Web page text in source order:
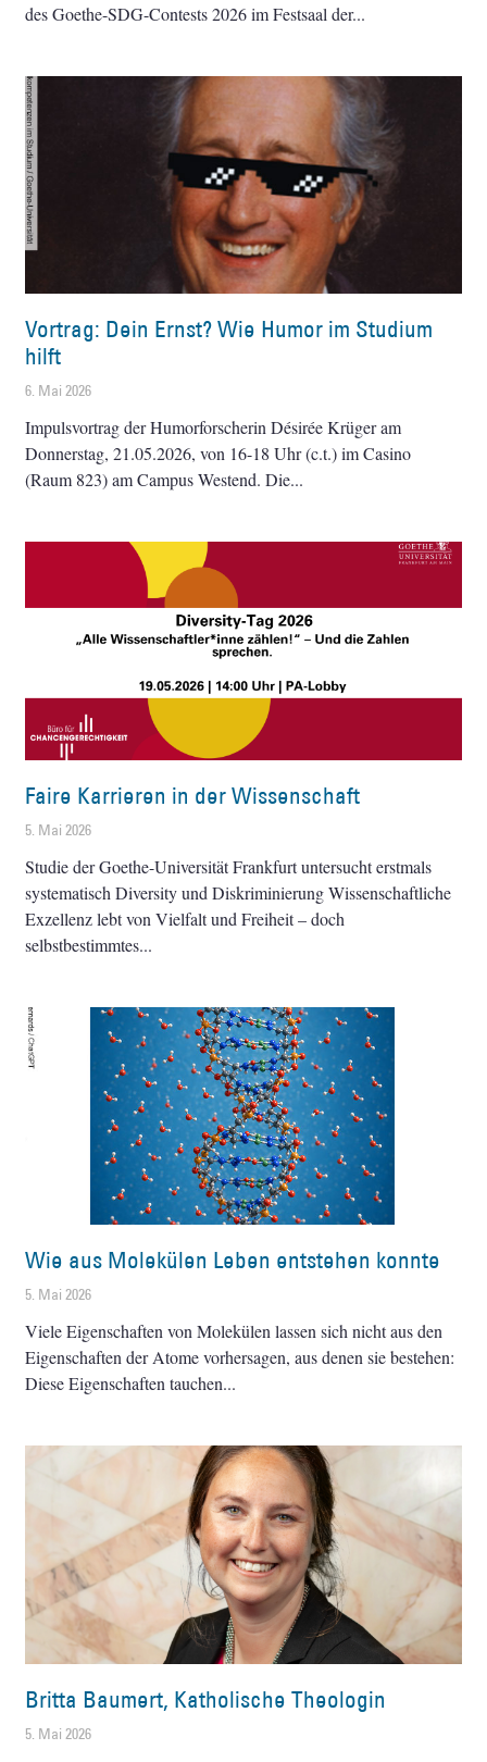
des Goethe-SDG-Contests 2026 im Festsaal der
Vortrag: Dein Ernst? Wie Humor im Studium
hilft
6. Mai 2026
Impulsvortrag der Humorforscherin Désirée Krüger am
Donnerstag, 21.05.2026, von 16-18 Uhr (c.t.) im Casino
(Raum 823) am Campus Westend. Die
Faire Karrieren in der Wissenschaft
5. Mai 2026
Studie der Goethe-Universität Frankfurt untersucht erstmals
systematisch Diversity und Diskriminierung Wissenschaftliche
Exzellenz lebt von Vielfalt und Freiheit – doch
selbstbestimmtes
Wie aus Molekülen Leben entstehen konnte
5. Mai 2026
Viele Eigenschaften von Molekülen lassen sich nicht aus den
Eigenschaften der Atome vorhersagen, aus denen sie bestehen:
Diese Eigenschaften tauchen
Britta Baumert, Katholische Theologin
5. Mai 2026